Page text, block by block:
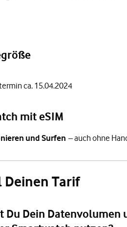
ca. 15.04.2024
mit eSIM
und Surfen – auch ohne
Deinen Tarif
Du Dein Datenvolumen